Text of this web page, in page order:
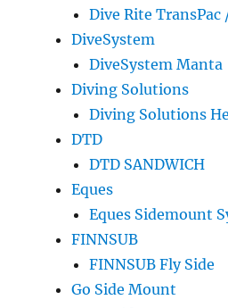
Dive Rite TransPac
DiveSystem
DiveSystem Manta
Diving Solutions
Diving Solutions
DTD
DTD SANDWICH
Eques
Eques Sidemount
FINNSUB
FINNSUB Fly Side
Go Side Mount